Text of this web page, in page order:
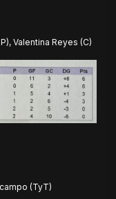
Valentina Reyes (C)
(TyT)